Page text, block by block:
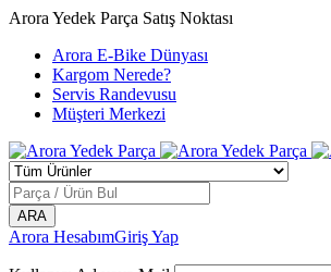
Arora Yedek Parça Satış Noktası
Arora E-Bike Dünyası
Kargom Nerede?
Servis Randevusu
Müşteri Merkezi
Arora HesabımGiriş Yap